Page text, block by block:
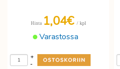
Varastossa
Hinta 1,04€ / kpl
-
+